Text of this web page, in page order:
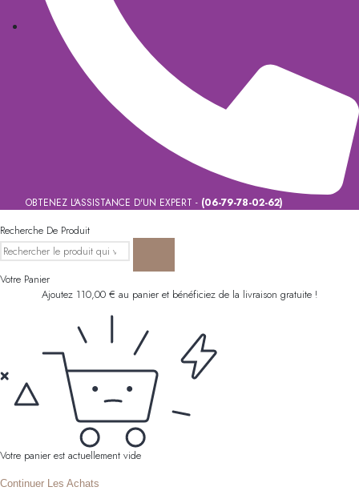
OBTENEZ L'ASSISTANCE D'UN EXPERT - (06-79-78-02-62)
Recherche De Produit
Votre Panier
Ajoutez 110,00 € au panier et bénéficiez de la livraison gratuite !
Votre panier est actuellement vide
Continuer Les Achats